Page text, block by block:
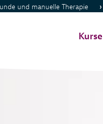
und manuelle Therapie
Kurse